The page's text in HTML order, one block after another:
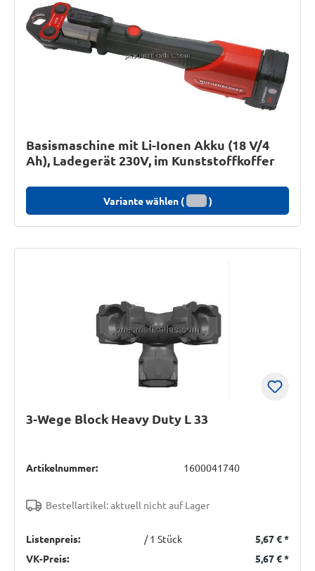
Basismaschine mit Li-Ionen Akku (18 V/4
Ah), Ladegerät 230V, im Kunststoffkoffer
Variante wählen ( )
3-Wege Block Heavy Duty L 33
Artikelnummer: 1600041740
Bestellartikel: aktuell nicht auf Lager
Listenpreis: / 1 Stück 5,67 €*
VK-Preis:
5,67 €*